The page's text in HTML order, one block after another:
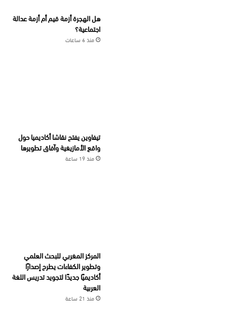
هل الهجرة أزمة قيم أم أزمة عدالة
اجتماعية؟
منذ 6 ساعات
تيفاوين يفتح نقاشا أكاديميا حول
واقع الأمازيغية وآفاق تطويرها
منذ 19 ساعة
المركز المغربي للبحث العلمي
وتطوير الكفاءات يطرح إصدارًا
أكاديميًا جديدًا لتجويد تدريس اللغة
العربية
منذ 21 ساعة